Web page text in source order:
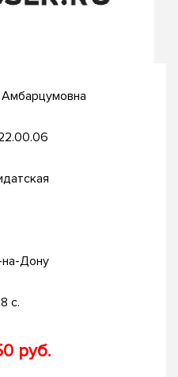
Дону
с.
руб.